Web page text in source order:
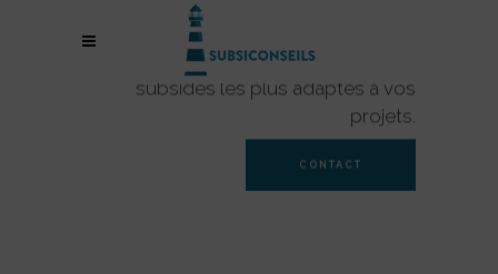
LES SUBSIDES
Nous identifions et obtenons les
subsides les plus adaptés à vos
projets.
CONTACT